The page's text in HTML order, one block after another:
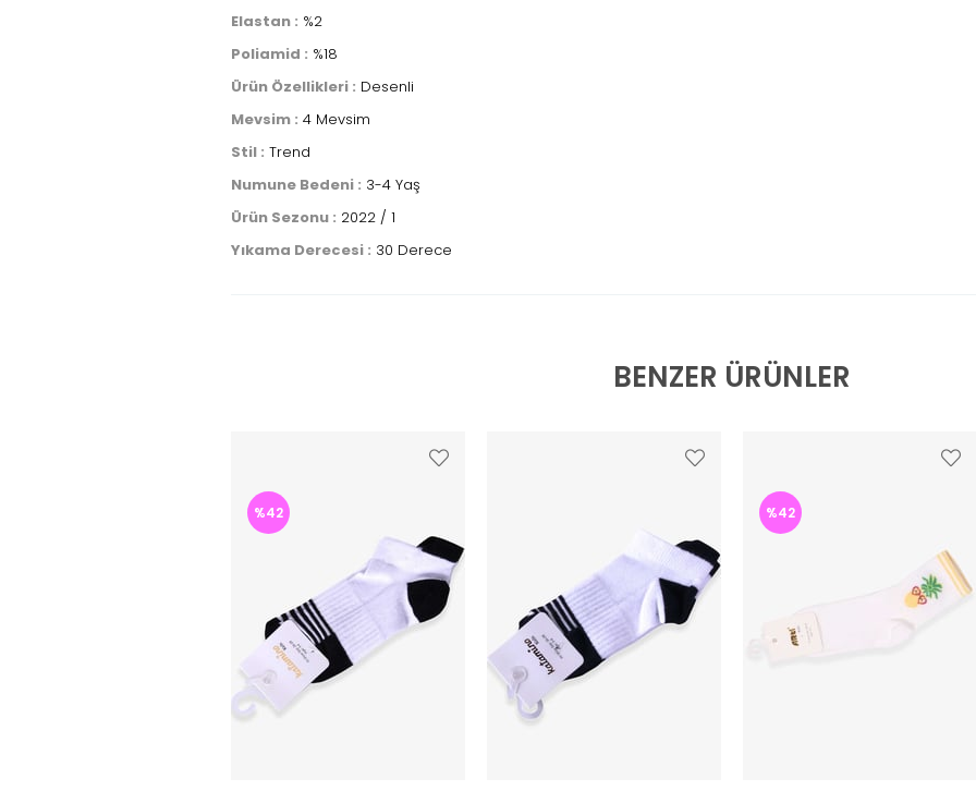
Elastan : %2
Poliamid : %18
Ürün Özellikleri : Desenli
Mevsim : 4 Mevsim
Stil : Trend
Numune Bedeni : 3-4 Yaş
Ürün Sezonu : 2022 / 1
Yıkama Derecesi : 30 Derece
BENZER ÜRÜNLER
%42 %42